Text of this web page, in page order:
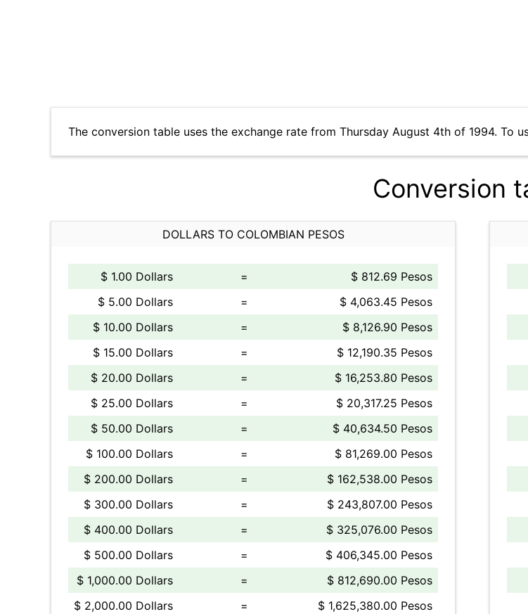
The conversion table uses the exchange rate from Thursday August 4th of 1994. To
Conversion
DOLLARS TO COLOMBIAN PESOS
$ 1.00 Dollars =
$ 812.69 Pesos
$ 5.00 Dollars
=
$ 4,063.45 Pesos
$ 10.00 Dollars
=
$ 8,126.90 Pesos
$ 15.00 Dollars
=
$ 12,190.35 Pesos
$ 20.00 Dollars
=
$ 16,253.80 Pesos
$ 25.00 Dollars
=
$ 20,317.25 Pesos
$ 50.00 Dollars
=
$ 40,634.50 Pesos
$ 100.00 Dollars
=
$ 81,269.00 Pesos
$ 200.00 Dollars
=
$ 162,538.00 Pesos
$ 300.00 Dollars
=
$ 243,807.00 Pesos
$ 400.00 Dollars
=
$ 325,076.00 Pesos
$ 500.00 Dollars
=
$ 406,345.00 Pesos
$ 1,000.00 Dollars
=
$ 812,690.00 Pesos
$ 2,000.00 Dollars
= $ 1,625,380.00 Pesos